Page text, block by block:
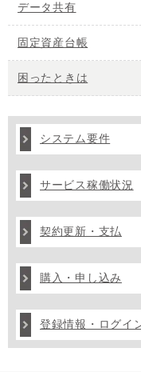
データ共有
固定資産台帳
困ったときは
システム要件
サービス稼働状況
契約更新・支払
購入・申し込み
登録情報・ログイ